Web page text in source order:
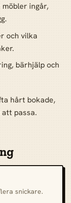
möbler ingår,
och vilka
bärhjälp och
hårt bokade,
passa.
snickare.